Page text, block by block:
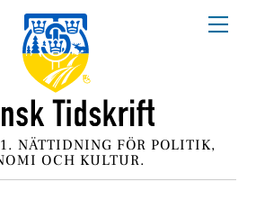
NÄTTIDNING FÖR POLITIK,
OCH KULTUR.